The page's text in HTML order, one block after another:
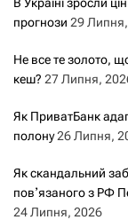
прогнози 29
Не все те золото,
кеш? 27 Липня,
Як ПриватБанк
полону26 Липня,
Як скандальний
повʼязаного з РФ
24 Липня, 2026